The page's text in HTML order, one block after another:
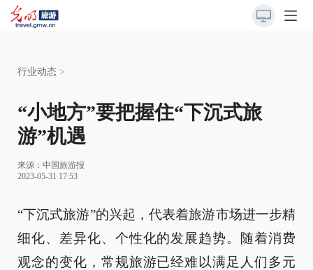
行业动态 >
“小地方”要把握住“下沉式旅
游”机遇
来源： 中国旅游报
2023-05-31 17:53
“下沉式旅游”的兴起，代表着旅游市场进一步精
细化、差异化、个性化的发展趋势。随着消费
观念的变化，常规旅游已经难以满足人们多元